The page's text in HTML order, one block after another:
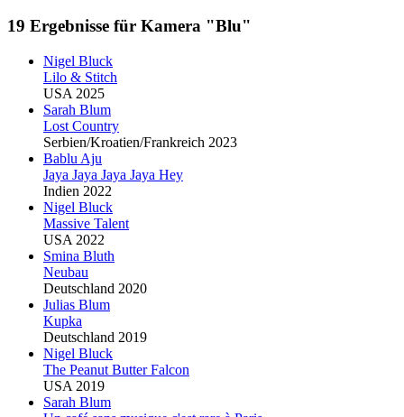
19 Ergebnisse für Kamera "Blu"
Nigel Bluck
Lilo & Stitch
USA 2025
Sarah Blum
Lost Country
Serbien/Kroatien/Frankreich 2023
Bablu Aju
Jaya Jaya Jaya Jaya Hey
Indien 2022
Nigel Bluck
Massive Talent
USA 2022
Smina Bluth
Neubau
Deutschland 2020
Julias Blum
Kupka
Deutschland 2019
Nigel Bluck
The Peanut Butter Falcon
USA 2019
Sarah Blum